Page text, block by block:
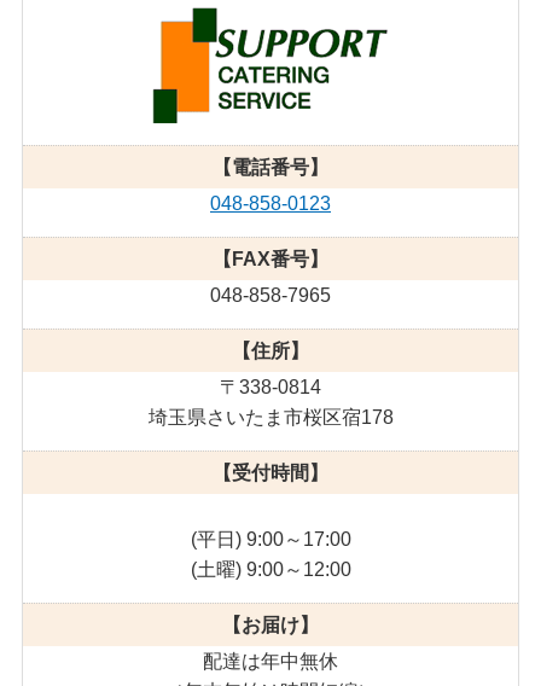
【電話番号】
048-858-0123
【FAX番号】
048-858-7965
【住所】
〒338-0814
埼玉県さいたま市桜区宿178
【受付時間】
(平日) 9:00～17:00
(土曜) 9:00～12:00
【お届け】
配達は年中無休